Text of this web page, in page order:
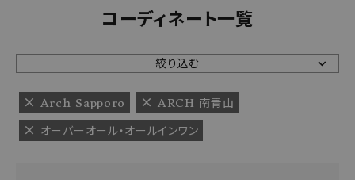
NEW ARRIVAL
ARCH EXCLUSIVE
BRAND
CATEGORY
コーディネート一覧
絞り込む
Arch Sapporo
ARCH 南青山
オーバーオール・オールインワン